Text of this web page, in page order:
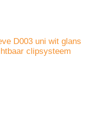
D003 uni wit glans
clipsysteem